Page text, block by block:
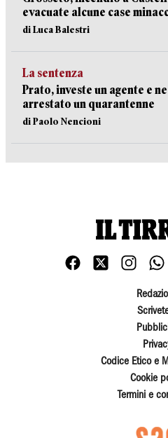
evacuate alcune case
di Luca Balestri
La sentenza
Prato, investe un agente e
arrestato un quarantenne
di Paolo Nencioni
Codice Etico e
Cookie
Termini e